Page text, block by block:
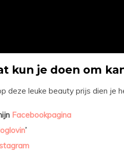
kun je doen om
deze leuke beauty prijs dien je
Facebookpagina
’